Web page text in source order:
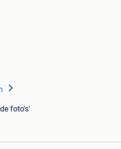
foto's'